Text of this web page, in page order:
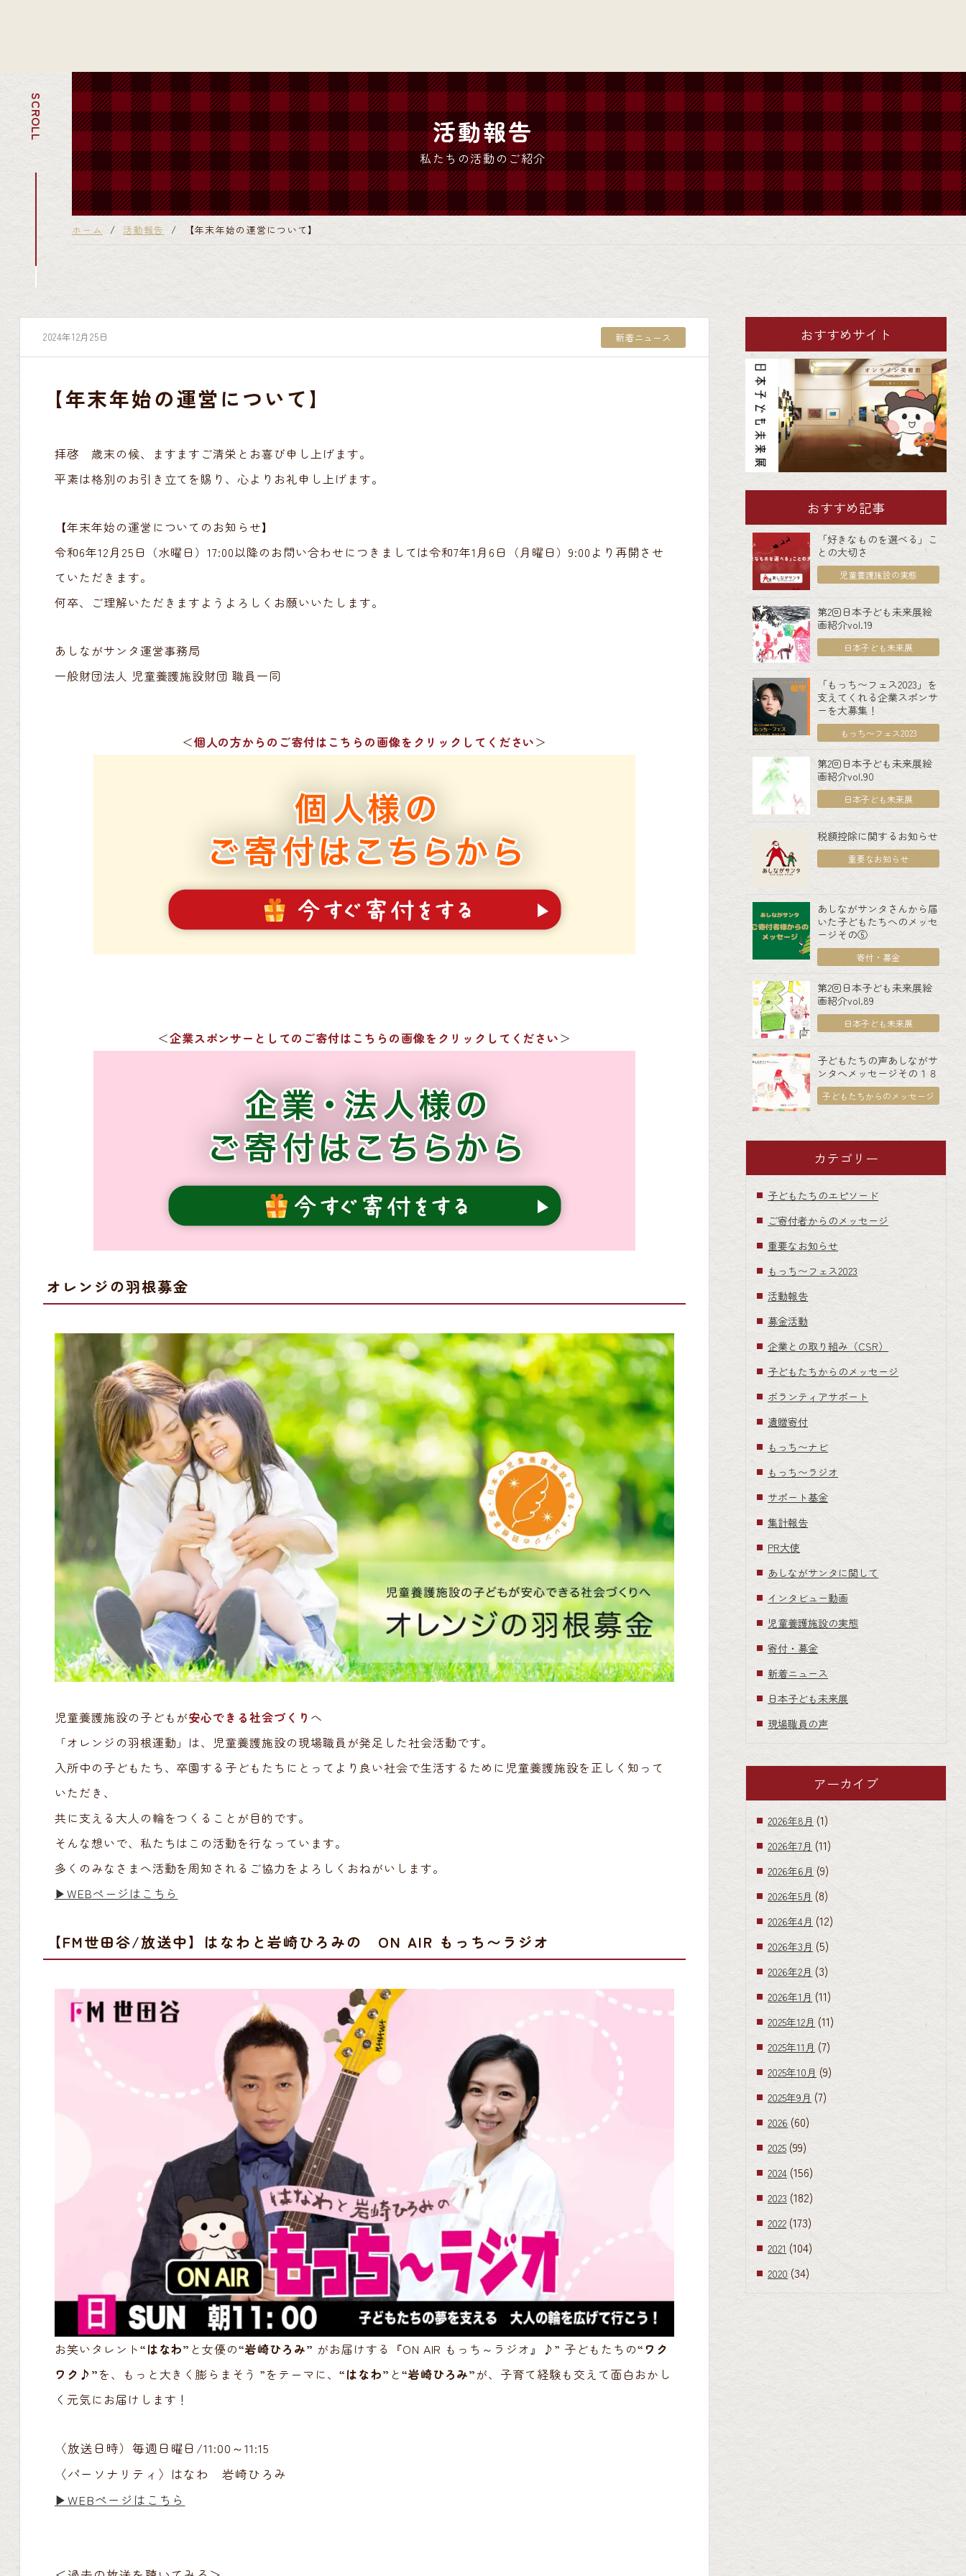
SCROLL 活動報告
私たちの活動のご紹介
ホーム 活動報告 【年末年始の運営について】
2024年12月25日 新着ニュース
【年末年始の運営について】
拝啓 歳末の候、ますますご清栄とお喜び申し上げます。
平素は格別のお引き立てを賜り、心よりお礼申し上げます。
【年末年始の運営についてのお知らせ】
令和6年12月25日（水曜日）17:00以降のお問い合わせにつきましては令和7年1月6日（月曜日）9:00より再開させ
ていただきます。
何卒、ご理解いただきますようよろしくお願いいたします。
あしながサンタ運営事務局
一般財団法人 児童養護施設財団 職員一同
＜個人の方からのご寄付はこちらの画像をクリックしてください＞
＜企業スポンサーとしてのご寄付はこちらの画像をクリックしてください＞
オレンジの羽根募金
児童養護施設の子どもが安心できる社会づくり へ
「オレンジの羽根運動」は、児童養護施設の現場職員が発足した社会活動です。
入所中の子どもたち、卒園する子どもたちにとってより良い社会で生活するために児童養護施設を正しく知って
いただき、
共に支える大人の輪をつくることが目的です。
そんな想いで、私たちはこの活動を行なっています。
多くのみなさまへ活動を周知されるご協力をよろしくおねがいします。
▶︎WEBページはこちら
【FM世田谷/放送中】はなわと岩崎ひろみの ON AIR もっち〜ラジオ
お笑いタレント“はなわ” と女優の“岩崎ひろみ” がお届けする『ON AIR もっち～ラジオ』♪” 子どもたちの“ワク
ワク♪”を、もっと大きく膨らまそう ”をテーマに、 “はなわ” と“岩崎ひろみ”が、子育て経験も交えて面白おかし
く元気にお届けします！
〈放送日時）毎週日曜日/11:00～11:15
〈パーソナリティ〉はなわ 岩崎ひろみ
▶︎WEBページはこちら
おすすめサイト
おすすめ記事
「好きなものを選べる」こ
との大切さ
児童養護施設の実態
第2回日本子ども未来展絵
画紹介vol.19
日本子ども未来展
「もっち〜フェス2023」を
支えてくれる企業スポンサ
ーを大募集！
もっち〜フェス2023
第2回日本子ども未来展絵
画紹介vol.90
日本子ども未来展
税額控除に関するお知らせ
重要なお知らせ
あしながサンタさんから届
いた子どもたちへのメッセ
ージその⑥
寄付・募金
第2回日本子ども未来展絵
画紹介vol.89
日本子ども未来展
子どもたちの声あしながサ
ンタへメッセージその１８
子どもたちからのメッセージ
カテゴリー
子どもたちのエピソード
ご寄付者からのメッセージ
重要なお知らせ
もっち〜フェス2023
活動報告
募金活動
企業との取り組み（CSR）
子どもたちからのメッセージ
ボランティアサポート
遺贈寄付
もっち〜ナビ
もっち〜ラジオ
サポート基金
集計報告
PR大使
あしながサンタに関して
インタビュー動画
児童養護施設の実態
寄付・募金
新着ニュース
日本子ども未来展
現場職員の声
アーカイブ
2026年8月 (1)
2026年7月 (11)
2026年6月 (9)
2026年5月 (8)
2026年4月 (12)
2026年3月 (5)
2026年2月 (3)
2026年1月 (11)
2025年12月 (11)
2025年11月 (7)
2025年10月 (9)
2025年9月 (7)
2026 (60)
2025 (99)
2024 (156)
2023 (182)
2022 (173)
2021 (104)
2020 (34)